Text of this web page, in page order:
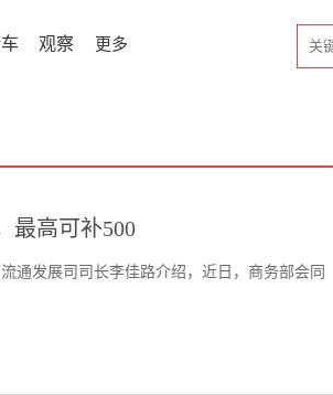
观察 更多
最高可补500
通发展司司长李佳路介绍，近日，商务部会同